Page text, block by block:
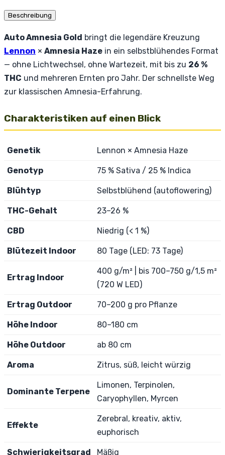
Beschreibung
Auto Amnesia Gold bringt die legendäre Kreuzung
Lennon × Amnesia Haze in ein selbstblühendes Format
— ohne Lichtwechsel, ohne Wartezeit, mit bis zu 26 %
THC und mehreren Ernten pro Jahr. Der schnellste Weg
zur klassischen Amnesia-Erfahrung.
Charakteristiken auf einen Blick
Genetik Lennon × Amnesia Haze
Genotyp 75 % Sativa / 25 % Indica
Blühtyp Selbstblühend (autoflowering)
THC-Gehalt 23–26 %
CBD Niedrig (< 1 %)
Blütezeit Indoor 80 Tage (LED: 73 Tage)
Ertrag Indoor
400 g/m² | bis 700–750 g/1,5 m²
(720 W LED)
Ertrag Outdoor 70–200 g pro Pflanze
Höhe Indoor 80–180 cm
Höhe Outdoor ab 80 cm
Aroma Zitrus, süß, leicht würzig
Dominante Terpene
Limonen, Terpinolen,
Caryophyllen, Myrcen
Effekte
Zerebral, kreativ, aktiv,
euphorisch
Schwierigkeitsgrad Mäßig